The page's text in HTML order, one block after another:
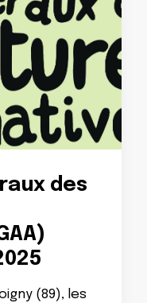
des
(89), les